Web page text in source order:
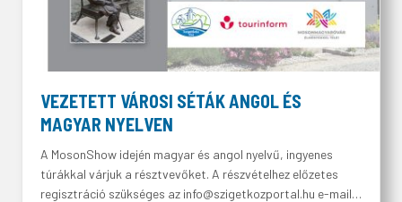
VEZETETT VÁROSI SÉTÁK ANGOL ÉS
MAGYAR NYELVEN
A MosonShow idején magyar és angol nyelvű, ingyenes
túrákkal várjuk a résztvevőket. A részvételhez előzetes
regisztráció szükséges az info@szigetkozportal.hu e-mail…